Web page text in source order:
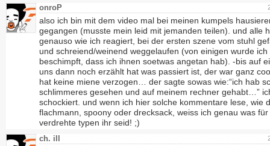
onroP
also ich bin mit dem video mal bei meinen kumpels
gegangen (musste mein leid mit jemanden teilen). und alle
genauso wie ich reagiert, bei der ersten szene vom stuhl
und schreiend/weinend weggelaufen (von einigen wurde ich
beschimpft, dass ich ihnen soetwas angetan hab). -bis auf
uns dann noch erzählt hat was passiert ist, der war ganz
hat keine miene verzogen… der sagte sowas wie:“ich hab
schlimmeres gesehen und auf meinem rechner gehabt…”
schockiert. und wenn ich hier solche kommentare lese, wie
flachmann, spoony oder drecksack, weiss ich genau was für
verdrehte typen ihr seid! ;)
ch. ill